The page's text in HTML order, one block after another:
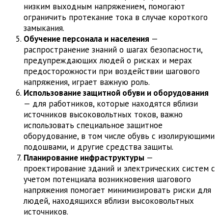
низким выходным напряжением, помогают
ограничить протекание тока в случае короткого
замыкания.
Обучение персонала и населения —
распространение знаний о шагах безопасности,
предупреждающих людей о рисках и мерах
предосторожности при воздействии шагового
напряжения, играет важную роль.
Использование защитной обуви и оборудования
— для работников, которые находятся вблизи
источников высоковольтных токов, важно
использовать специальное защитное
оборудование, в том числе обувь с изолирующими
подошвами, и другие средства защиты.
Планирование инфраструктуры —
проектирование зданий и электрических систем с
учетом потенциала возникновения шагового
напряжения помогает минимизировать риски для
людей, находящихся вблизи высоковольтных
источников.